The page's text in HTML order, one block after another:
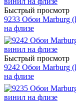
Быстрый просмотр
9233 Обои Marburg
на флизе
Быстрый просмотр
9242 Обои Marburg
на флизе